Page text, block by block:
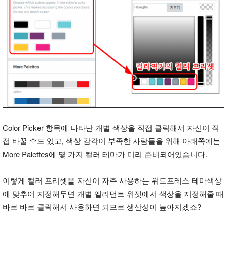
Color Picker 항목에 나타난 개별 색상을 직접 클릭해서 자신이 직
접 바꿀 수도 있고, 색상 감각이 부족한 사람들을 위해 아래쪽에는
More Palettes에 몇 가지 컬러 테마가 미리 준비되어있습니다.
이렇게 컬러 프리셋을 자신이 자주 사용하는 워드프레스 테마색상
에 맞추어 지정해두면 개별 엘리먼트 위젯에서 색상을 지정해줄 때
바로 바로 클릭해서 사용하면 되므로 생산성이 높아지겠죠?